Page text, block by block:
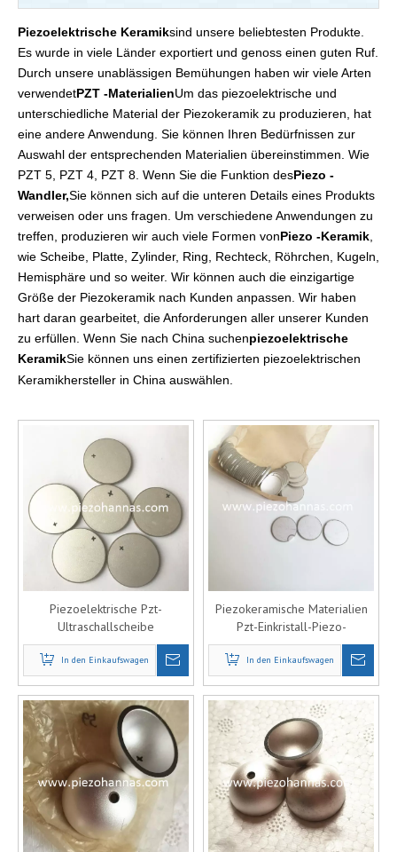
Piezoelektrische Keramiksind unsere beliebtesten Produkte.
Es wurde in viele Länder exportiert und genoss einen guten Ruf.
Durch unsere unablässigen Bemühungen haben wir viele Arten
verwendetPZT -MaterialienUm das piezoelektrische und
unterschiedliche Material der Piezokeramik zu produzieren, hat
eine andere Anwendung. Sie können Ihren Bedürfnissen zur
Auswahl der entsprechenden Materialien übereinstimmen. Wie
PZT 5, PZT 4, PZT 8. Wenn Sie die Funktion desPiezo -
Wandler,Sie können sich auf die unteren Details eines Produkts
verweisen oder uns fragen. Um verschiedene Anwendungen zu
treffen, produzieren wir auch viele Formen vonPiezo -Keramik
wie Scheibe, Platte, Zylinder, Ring, Rechteck, Röhrchen, Kugeln,
Hemisphäre und so weiter. Wir können auch die einzigartige
Größe der Piezokeramik nach Kunden anpassen. Wir haben
hart daran gearbeitet, die Anforderungen aller unserer Kunden
zu erfüllen. Wenn Sie nach China suchenpiezoelektrische
KeramikSie können uns einen zertifizierten piezoelektrischen
Keramikhersteller in China auswählen.
Piezoelektrische Pzt-
Ultraschallscheibe
Piezoelektrische Scheibe für
Ultraschallsensor
In den Einkaufswagen
Piezokeramische Materialien
Pzt-Einkristall-Piezo-
Scheibenkristall für
Ultraschallsensor
In den Einkaufswagen